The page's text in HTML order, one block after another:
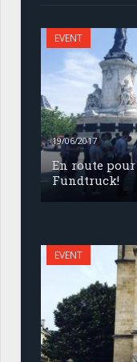
EVENT
19/06/2017
En route
Fundtruck!
EVENT